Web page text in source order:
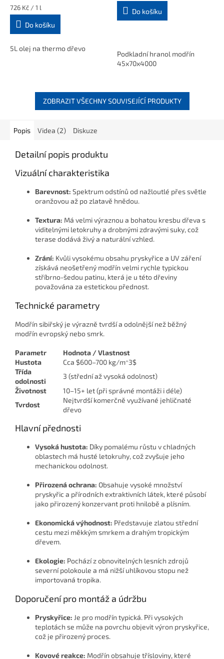
Měrná
cena:
726 Kč / 1 l
Do košíku
5L olej na thermo dřevo
Do košíku
Podkladní hranol modřín
45x70x4000
dává jako podkladní rošt pod
terasu.
ZOBRAZIT VŠECHNY SOUVISEJÍCÍ PRODUKTY
Popis Videa (2) Diskuze
Detailní popis produktu
Vizuální charakteristika
Barevnost: Spektrum odstínů od nažloutlé přes světle
oranžovou až po zlatavě hnědou.
Textura: Má velmi výraznou a bohatou kresbu dřeva s
viditelnými letokruhy a drobnými zdravými suky, což
terase dodává živý a naturální vzhled.
Zrání: Kvůli vysokému obsahu pryskyřice a UV záření
získává neošetřený modřín velmi rychle typickou
stříbrno-šedou patinu, která je u této dřeviny
považována za estetickou přednost.
Technické parametry
Modřín sibiřský je výrazně tvrdší a odolnější než běžný
modřín evropský nebo smrk.
Parametr
Hodnota / Vlastnost
Hustota
Cca $600–700 kg/m^3$
Třída
odolnosti
3 (střední až vysoká odolnost)
Životnost
10–15+ let (při správné montáži i déle)
Tvrdost
Nejtvrdší komerčně využívané jehličnaté
dřevo
Hlavní přednosti
Vysoká hustota: Díky pomalému růstu v chladných
oblastech má husté letokruhy, což zvyšuje jeho
mechanickou odolnost.
Přirozená ochrana: Obsahuje vysoké množství
pryskyřic a přírodních extraktivních látek, které působí
jako přirozený konzervant proti hnilobě a plísním.
Ekonomická výhodnost: Představuje zlatou střední
cestu mezi měkkým smrkem a drahým tropickým
dřevem.
Ekologie: Pochází z obnovitelných lesních zdrojů
severní polokoule a má nižší uhlíkovou stopu než
importovaná tropika.
Doporučení pro montáž a údržbu
Pryskyřice: Je pro modřín typická. Při vysokých
teplotách se může na povrchu objevit výron pryskyřice,
což je přirozený proces.
Kovové reakce: Modřín obsahuje třísloviny, které